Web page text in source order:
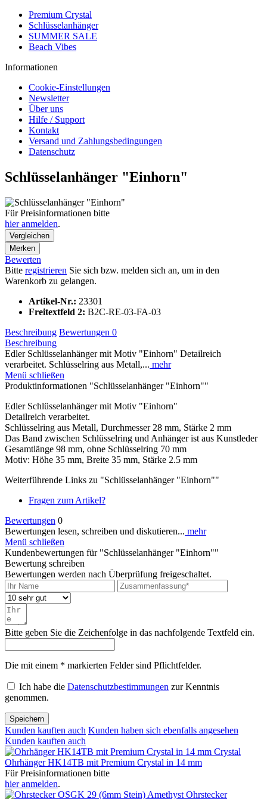
Premium Crystal
Schlüsselanhänger
SUMMER SALE
Beach Vibes
Informationen
Cookie-Einstellungen
Newsletter
Über uns
Hilfe / Support
Kontakt
Versand und Zahlungsbedingungen
Datenschutz
Schlüsselanhänger "Einhorn"
Für Preisinformationen bitte
hier anmelden.
Vergleichen
Merken
Bewerten
Bitte registrieren Sie sich bzw. melden sich an, um in den
Warenkorb zu gelangen.
Artikel-Nr.: 23301
Freitextfeld 2: B2C-RE-03-FA-03
Beschreibung Bewertungen 0
Beschreibung
Edler Schlüsselanhänger mit Motiv "Einhorn" Detailreich
verarbeitet. Schlüsselring aus Metall,... mehr
Menü schließen
Produktinformationen "Schlüsselanhänger "Einhorn""
Edler Schlüsselanhänger mit Motiv "Einhorn"
Detailreich verarbeitet.
Schlüsselring aus Metall, Durchmesser 28 mm, Stärke 2 mm
Das Band zwischen Schlüsselring und Anhänger ist aus Kunstleder
Gesamtlänge 98 mm, ohne Schlüsselring 70 mm
Motiv: Höhe 35 mm, Breite 35 mm, Stärke 2.5 mm
Weiterführende Links zu "Schlüsselanhänger "Einhorn""
Fragen zum Artikel?
Bewertungen 0
Bewertungen lesen, schreiben und diskutieren... mehr
Menü schließen
Kundenbewertungen für "Schlüsselanhänger "Einhorn""
Bewertung schreiben
Bewertungen werden nach Überprüfung freigeschaltet.
Bitte geben Sie die Zeichenfolge in das nachfolgende Textfeld ein.
Die mit einem * markierten Felder sind Pflichtfelder.
Ich habe die Datenschutzbestimmungen zur Kenntnis
genommen.
Speichern
Kunden kauften auch Kunden haben sich ebenfalls angesehen
Kunden kauften auch
Ohrhänger HK14TB mit Premium Crystal in 14 mm
Für Preisinformationen bitte
hier anmelden.
Ohrstecker